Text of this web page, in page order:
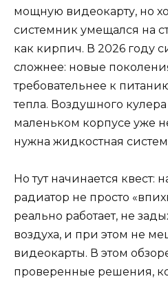
мощную видеокарту, но
системник умещался на
как кирпич. В 2026 году
сложнее: новые
требовательнее к
тепла. Воздушного
маленьком корпусе уже
нужна жидкостная
Но тут начинается квест:
радиатор не просто
реально работает, не
воздуха, и при этом не
видеокарты. В этом
проверенные решения,